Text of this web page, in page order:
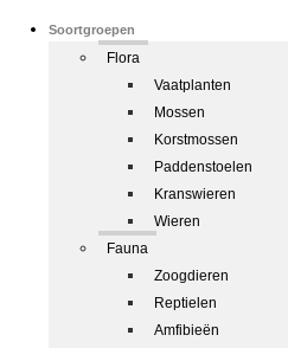
Soortgroepen
Flora
Vaatplanten
Mossen
Korstmossen
Paddenstoelen
Kranswieren
Wieren
Fauna
Zoogdieren
Reptielen
Amfibieën